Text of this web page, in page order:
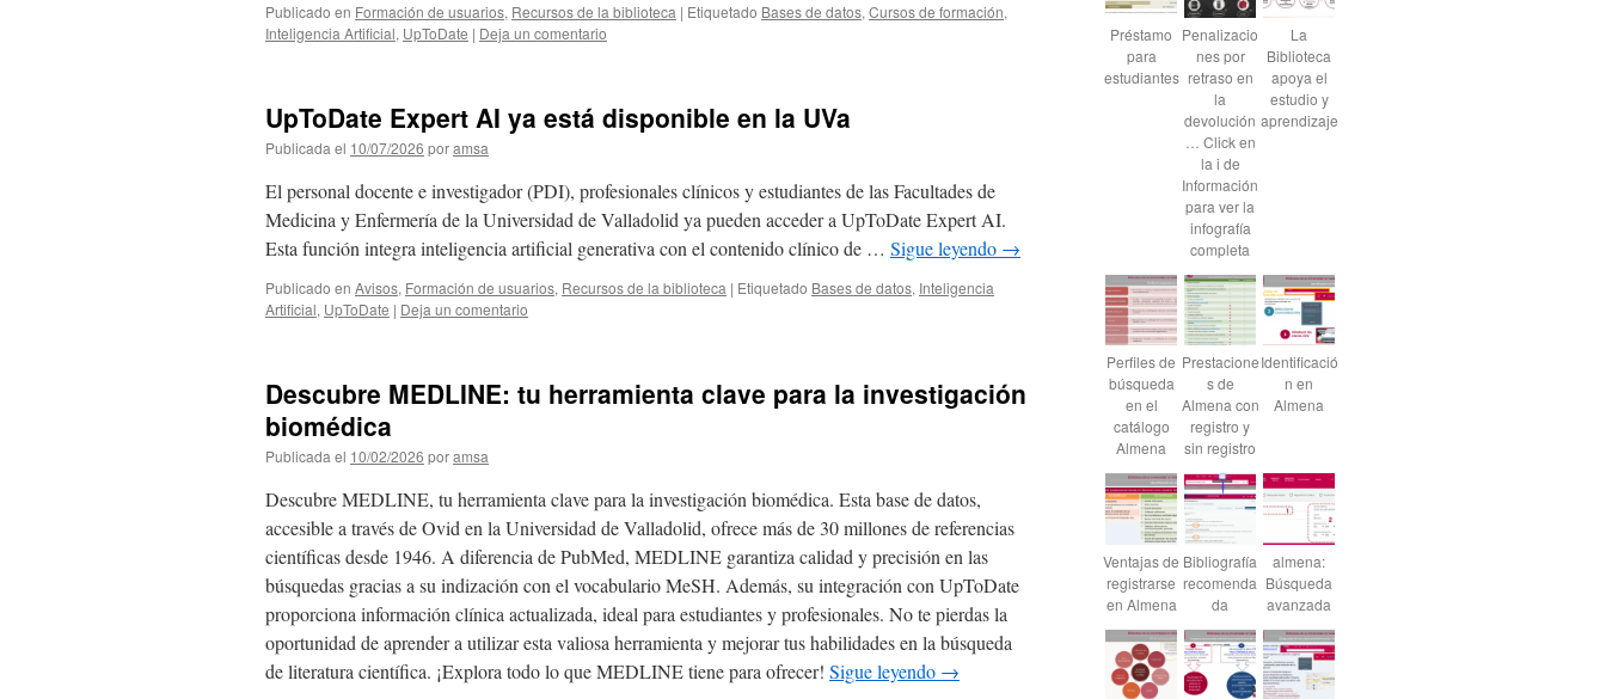
Publicado en Formación de usuarios, Recursos de la biblioteca | Etiquetado Bases de datos, Cursos de formación,
Inteligencia Artificial, UpToDate | Deja un comentario
UpToDate Expert AI ya está disponible en la UVa
Publicada el 10/07/2026 poramsa
El personal docente e investigador (PDI), profesionales clínicos y estudiantes de las Facultades de
Medicina y Enfermería de la Universidad de Valladolid ya pueden acceder a UpToDate Expert AI.
Esta función integra inteligencia artificial generativa con el contenido clínico de … Sigue leyendo →
Publicado en Avisos, Formación de usuarios, Recursos de la biblioteca | Etiquetado Bases de datos, Inteligencia
Artificial, UpToDate | Deja un comentario
Descubre MEDLINE: tu herramienta clave para la investigación
biomédica
Publicada el 10/02/2026 poramsa
Descubre MEDLINE, tu herramienta clave para la investigación biomédica. Esta base de datos,
accesible a través de Ovid en la Universidad de Valladolid, ofrece más de 30 millones de referencias
científicas desde 1946. A diferencia de PubMed, MEDLINE garantiza calidad y precisión en las
búsquedas gracias a su indización con el vocabulario MeSH. Además, su integración con UpToDate
proporciona información clínica actualizada, ideal para estudiantes y profesionales. No te pierdas la
oportunidad de aprender a utilizar esta valiosa herramienta y mejorar tus habilidades en la búsqueda
de literatura científica. ¡Explora todo lo que MEDLINE tiene para ofrecer! Sigue leyendo →
Préstamo
para
estudiantes
Penalizacio
nes por
retraso en
la
devolución
… Click en
la i de
Información
para ver la
infografía
completa
La
Biblioteca
apoya el
estudio y
aprendizaje
Perfiles de
búsqueda
en el
catálogo
Almena
Prestacione
s de
Almena con
registro y
sin registro
Identificació
n en
Almena
Ventajas de
registrarse
en Almena
Bibliografía
recomenda
da
almena:
Búsqueda
avanzada